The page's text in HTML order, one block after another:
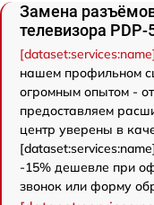
Замена
телевизора
нашем профильном
огромным опытом -
предоставляем
центр уверены в
-15% дешевле при
звонок или форму